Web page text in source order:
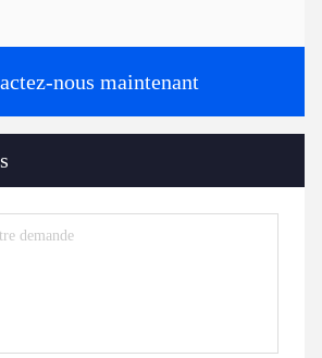
nous maintenant